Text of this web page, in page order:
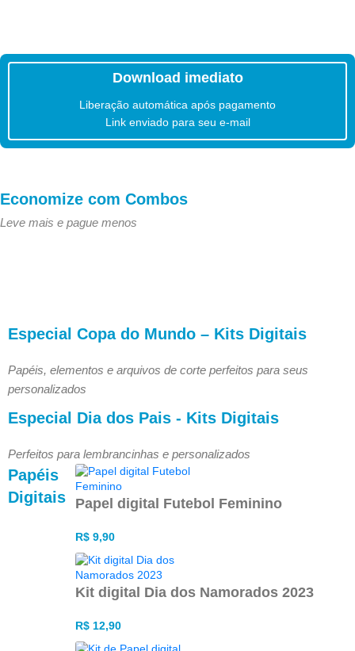
Download imediato
Liberação automática após pagamento
Link enviado para seu e-mail
Economize com Combos
Leve mais e pague menos
Especial Copa do Mundo – Kits Digitais
Papéis, elementos e arquivos de corte perfeitos para seus
personalizados
Especial Dia dos Pais - Kits Digitais
Perfeitos para lembrancinhas e personalizados
Papéis
Digitais
Papel digital Futebol Feminino
R$9,90
Kit digital Dia dos Namorados 2023
R$12,90